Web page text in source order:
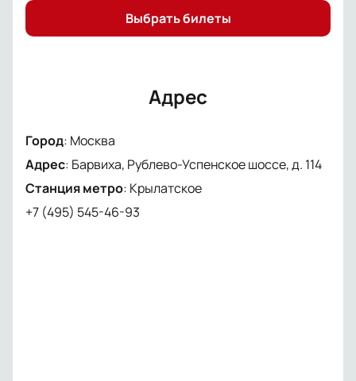
Выбрать билеты
Адрес
Город: Москва
Адрес: Барвиха, Рублево-Успенское шоссе, д. 114
Станция метро: Крылатское
+7 (495) 545-46-93